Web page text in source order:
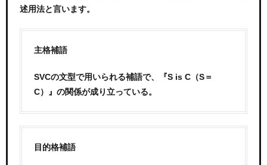
述用法と言います。
主格補語
SVCの文型で用いられる補語で、『S is C（S＝
C）』の関係が成り立っている。
目的格補語